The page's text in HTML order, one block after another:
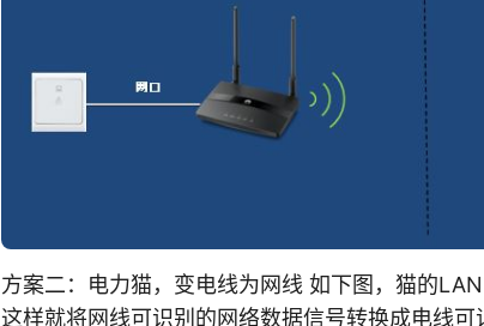
方案二：电力猫，变电线为网线 如下图，猫的
这样就将网线可识别的网络数据信号转换成电线可